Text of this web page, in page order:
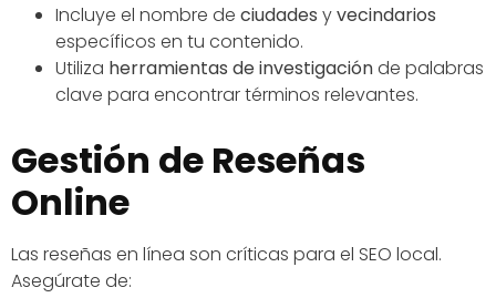
Incluye el nombre de ciudades yvecindarios
específicos en tu contenido.
Utiliza herramientas de investigaciónde palabras
clave para encontrar términos relevantes.
Gestión de Reseñas
Online
Las reseñas en línea son críticas para el SEO local.
Asegúrate de: